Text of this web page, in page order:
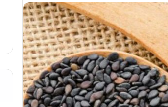
آموزش شکستن قولنج در خانه